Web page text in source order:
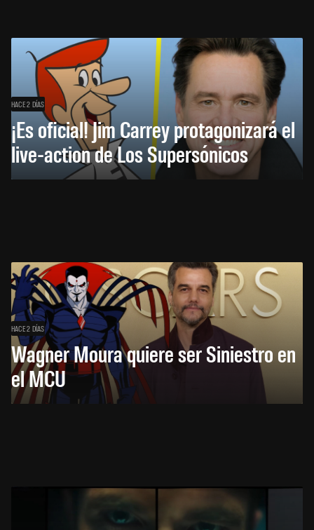
HACE 2 DÍAS
¡Es oficial! Jim Carrey protagonizará el
live-action de Los Supersónicos
HACE 2 DÍAS
Wagner Moura quiere ser Siniestro en
el MCU